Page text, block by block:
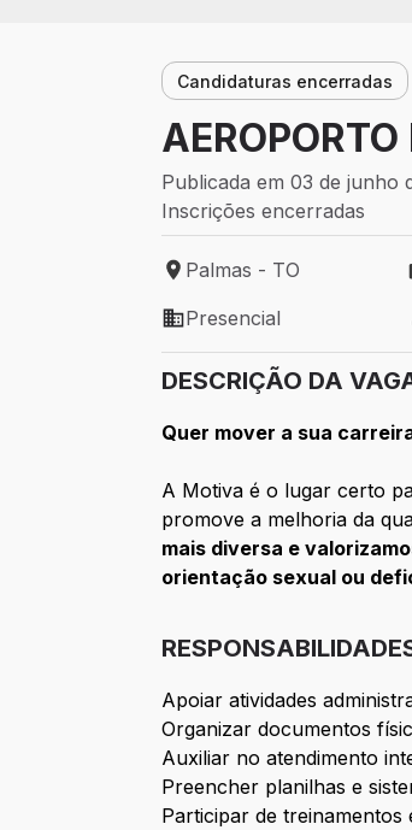
Candidaturas encerradas
Publicada em 03 de junho
Inscrições encerradas
Local de trabalho: Palmas
Palmas - TO
Modelo de trabalho:
Presencial
DESCRIÇÃO DA
Quer mover a sua
A Motiva é o lugar certo
promove a melhoria da
mais diversa e
orientação sexual ou
Apoiar atividades
Organizar documentos
Auxiliar no atendimento
Preencher planilhas e
Participar de treinamentos